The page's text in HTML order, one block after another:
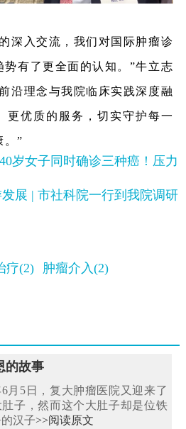
深入交流，我们对国际肿瘤诊
有了更全面的认知。”牛立志
沿理念与我院临床实践深度融
更优质的服务，切实守护每一
。”
岁女子同时确诊三种癌！压力
展 | 市社科院一行到我院调研
疗(2)
肿瘤介入(2)
的故事
6月5日，复大肿瘤医院又迎来了
肚子，然而这个大肚子却是位铁
汉子>>阅读原文